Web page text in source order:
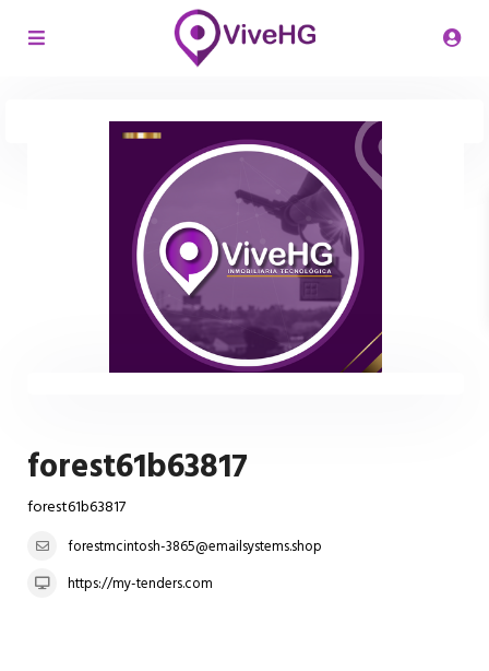
forest61b63817
forest61b63817
forestmcintosh-3865@emailsystems.shop
https://my-tenders.com